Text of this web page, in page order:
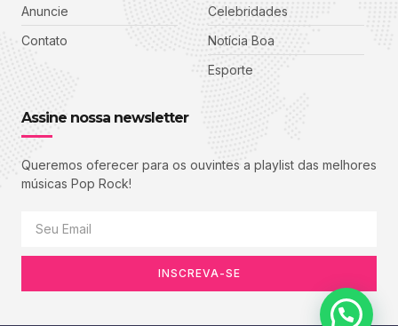
Anuncie
Contato
Celebridades
Notícia Boa
Esporte
Assine nossa newsletter
Queremos oferecer para os ouvintes a playlist das melhores
músicas Pop Rock!
INSCREVA-SE